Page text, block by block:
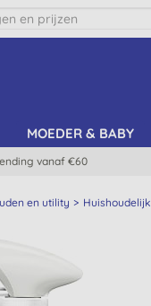
MOEDER & BABY
vanaf €60
en utility Huishoudelijk